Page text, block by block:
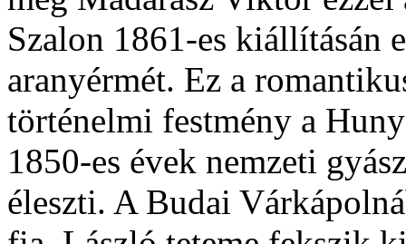
Szalon 1861-es kiállításán
aranyérmét. Ez a
történelmi festmény a
1850-es évek nemzeti
éleszti. A Budai